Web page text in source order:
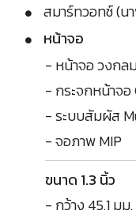
สมาร์ทวอทช์ (น
หน้าจอ
- หน้าจอ วงกล
- กระจกหน้าจอ
- ระบบสัมผัส
- จอภาพ MIP
ขนาด 1.3 นิ้ว
- กว้าง 45.1 มม